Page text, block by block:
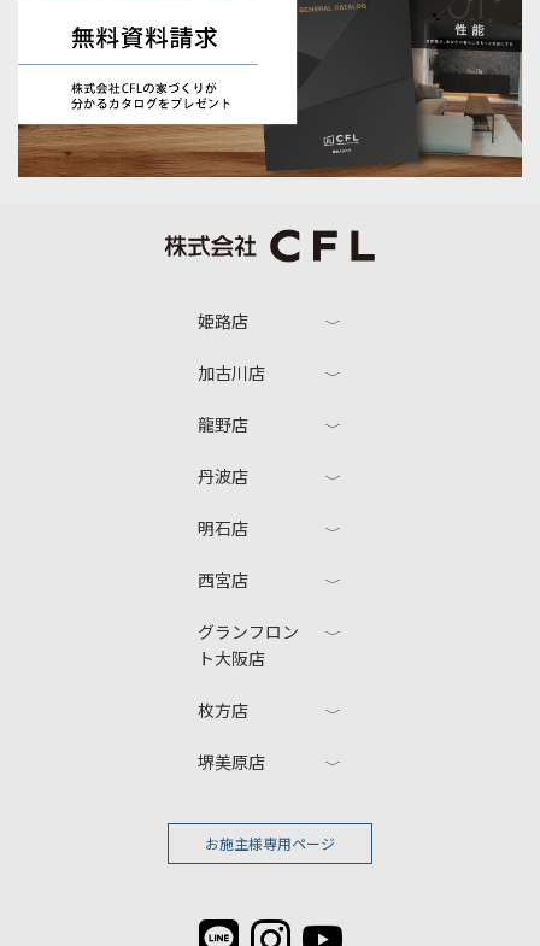
姫路店
加古川店
龍野店
丹波店
明石店
西宮店
グランフロン
ト大阪店
枚方店
堺美原店
お施主様専用ページ